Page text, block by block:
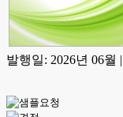
발행일: 2026년 06월 |